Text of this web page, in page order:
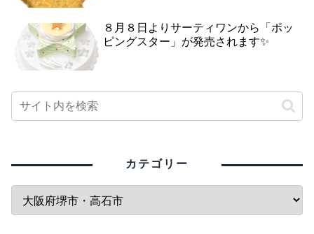
８月８日よりサーティワンから「ポッ
ピングスター」が発売されます✨
カテゴリー